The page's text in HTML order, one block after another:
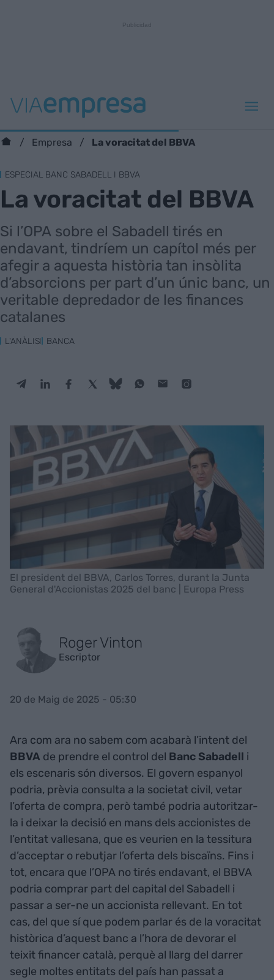
Empresa La voracitat del BBVA
ESPECIAL BANC SABADELL I BBVA
La voracitat del BBVA
Si l’OPA sobre el Sabadell tirés en
endavant, tindríem un capítol més per
afegir a aquesta història tan insòlita
d’absorcions per part d’un únic banc, un
veritable depredador de les finances
catalanes
L'ANÀLISI BANCA
El president del BBVA, Carlos Torres, durant la Junta
General d'Accionistas 2025 del banc | Europa Press
Roger Vinton
Escriptor
20 de Maig de 2025 - 05:30
Ara com ara no sabem com acabarà l’intent del
BBVA de prendre el control del Banc Sabadell i
els escenaris són diversos. El govern espanyol
podria, prèvia consulta a la societat civil, vetar
l’oferta de compra, però també podria autoritzar-
la i deixar la decisió en mans dels accionistes de
l’entitat vallesana, que es veurien en la tessitura
d’acceptar o rebutjar l’oferta dels biscaïns. Fins i
tot, encara que l’OPA no tirés endavant, el BBVA
podria comprar part del capital del Sabadell i
passar a ser-ne un accionista rellevant. En tot
cas, del que sí que podem parlar és de la voracitat
històrica d’aquest banc a l’hora de devorar el
teixit financer català, perquè al llarg del darrer
segle moltes entitats del país han passat a